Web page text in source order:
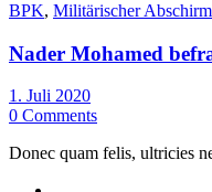
BPK, Militärischer
Nader Mohamed
1. Juli 2020
0 Comments
Donec quam felis, ultricies